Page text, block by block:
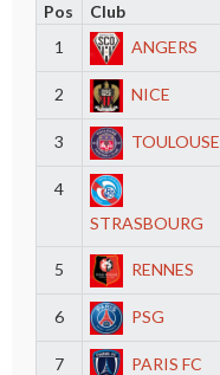
Pos Club
1
ANGERS
2 NICE
3 TOULOUSE
4
STRASBOURG
5 RENNES
6 PSG
7 PARIS FC